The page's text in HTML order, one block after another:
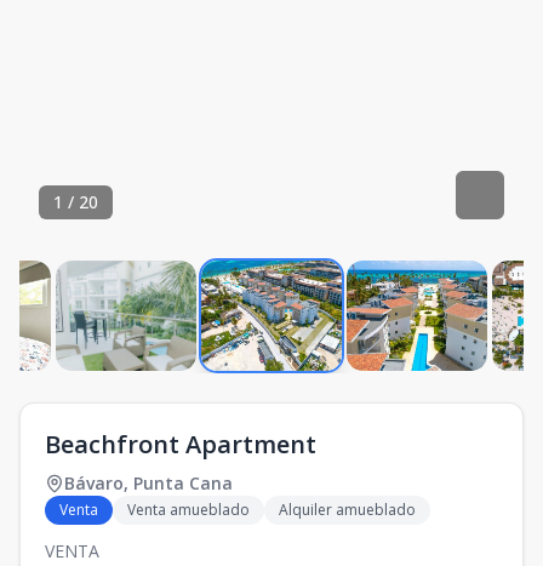
1 / 20
Beachfront Apartment
Bávaro, Punta Cana
Venta Venta amueblado Alquiler amueblado
VENTA